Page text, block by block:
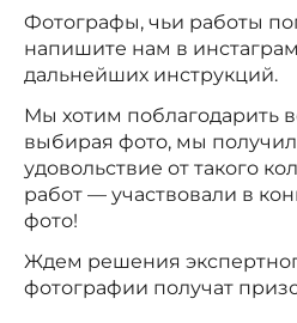
Фотографы, чьи работы
напишите нам в
дальнейших инструкций.
Мы хотим поблагодарить
выбирая фото, мы
удовольствие от такого
работ — участвовали в
фото!
Ждем решения
фотографии получат